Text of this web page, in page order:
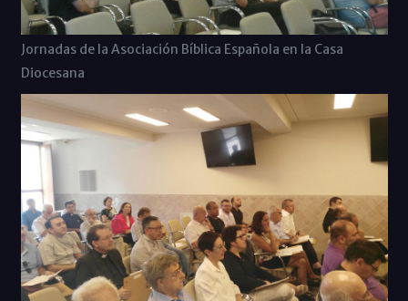
Jornadas de la Asociación Bíblica Española en la Casa
Diocesana